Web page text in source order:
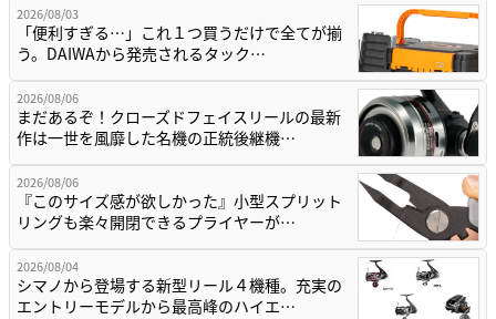
2026/08/03
「便利すぎる…」これ１つ買うだけで全てが揃
う。DAIWAから発売されるタック…
2026/08/06
まだあるぞ！クローズドフェイスリールの最新
作は一世を風靡した名機の正統後継機…
2026/08/06
『このサイズ感が欲しかった』小型スプリット
リングも楽々開閉できるプライヤーが…
2026/08/04
シマノから登場する新型リール４機種。充実の
エントリーモデルから最高峰のハイエ…